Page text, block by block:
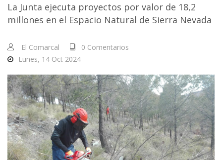
La Junta ejecuta proyectos por valor de 18,2
millones en el Espacio Natural de Sierra Nevada
El Comarcal
0 Comentarios
Lunes, 14 Oct 2024